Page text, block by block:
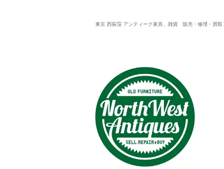
東京 西荻窪 アンティーク家具、雑貨 販売・修理・買取